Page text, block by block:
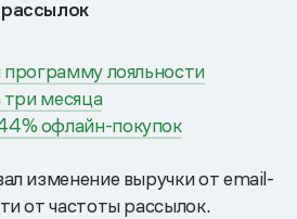
лояльности
три месяца
офлайн-покупок
изменение выручки от email-
от частоты рассылок.